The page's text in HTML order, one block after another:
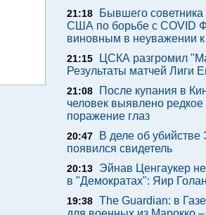
21:18
Бывшего советника
США по борьбе с COVID
виновным в неуважении к
21:15
ЦСКА разгромил
Результаты матчей Лиги
21:08
После купания в
человек выявлено
поражение глаз
20:47
В деле об
появился свидетель
20:13
Эйнав Ценгаукер
в "Демократах": Яир
19:38 The Guardian: в